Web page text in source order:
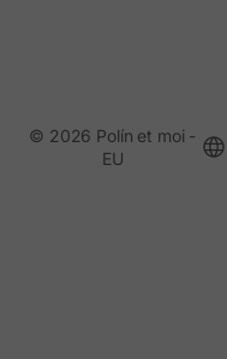
© 2026 Polín et moi -
EU